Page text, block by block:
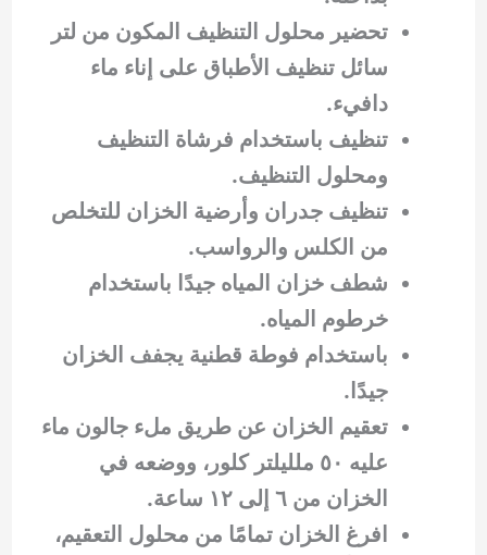
تحضير محلول التنظيف المكون من لتر
سائل تنظيف الأطباق على إناء ماء
دافيء.
تنظيف باستخدام فرشاة التنظيف
ومحلول التنظيف.
تنظيف جدران وأرضية الخزان للتخلص
من الكلس والرواسب.
شطف خزان المياه جيدًا باستخدام
خرطوم المياه.
باستخدام فوطة قطنية يجفف الخزان
جيدًا.
تعقيم الخزان عن طريق ملء جالون ماء
عليه ٥٠ ملليلتر كلور، ووضعه في
الخزان من ٦ إلى ١٢ ساعة.
افرغ الخزان تمامًا من محلول التعقيم،